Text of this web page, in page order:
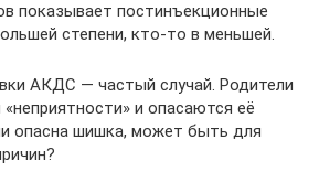
показывает постинъекционные
степени, кто-то в меньшей.
АКДС — частый случай. Родители
и опасаются её
опасна шишка, может быть для